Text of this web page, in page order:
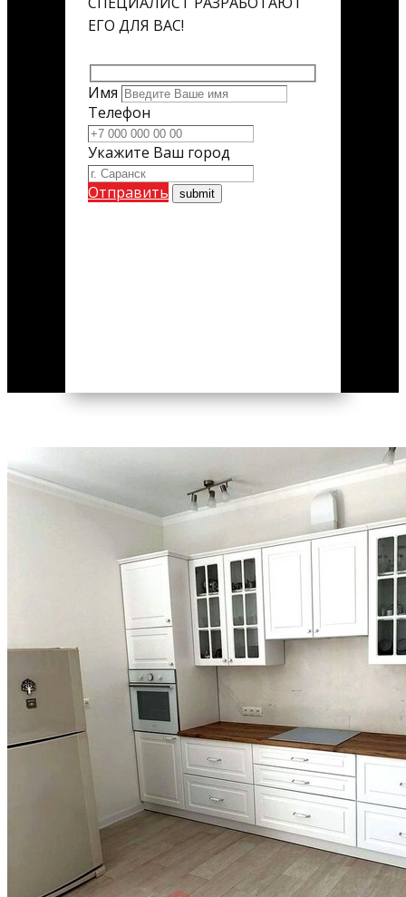
ЕГО ДЛЯ ВАС!
Имя
Телефон
Укажите Ваш город
Отправить